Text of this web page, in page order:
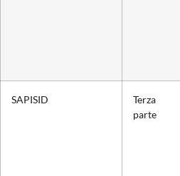
SAPISID
Terza
parte